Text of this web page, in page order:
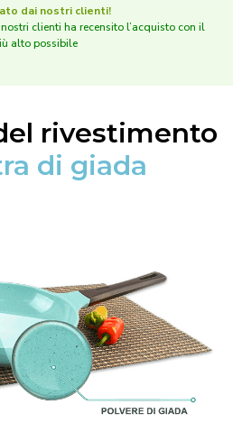
dai nostri clienti!
clienti ha recensito l’acquisto con il
alto possibile
rivestimento
di giada